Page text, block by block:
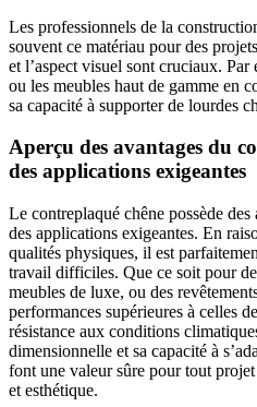
Les professionnels de la
souvent ce matériau pour des
et l’aspect visuel sont cruciaux. Par
ou les meubles haut de gamme en
sa capacité à supporter de lourdes
Aperçu des avantages du
des applications exigeantes
Le contreplaqué chêne possède des
des applications exigeantes. En
qualités physiques, il est
travail difficiles. Que ce soit pour
meubles de luxe, ou des
performances supérieures à celles
résistance aux conditions
dimensionnelle et sa capacité à
font une valeur sûre pour tout
et esthétique.